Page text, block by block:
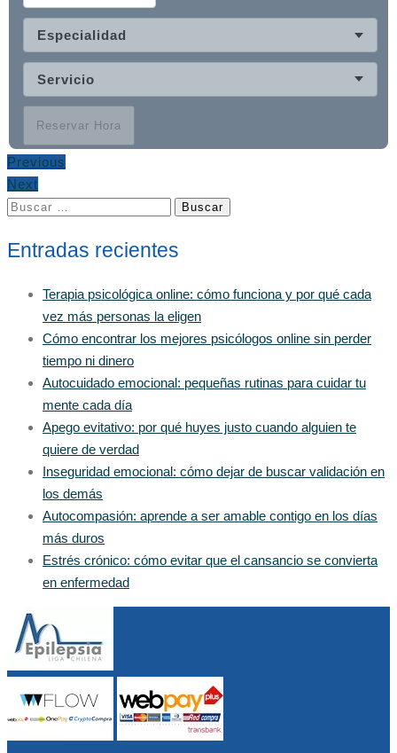
Especialidad
Servicio
Reservar Hora
Previous
Next
Buscar:
Entradas recientes
Terapia psicológica online: cómo funciona y por qué cada
vez más personas la eligen
Cómo encontrar los mejores psicólogos online sin perder
tiempo ni dinero
Autocuidado emocional: pequeñas rutinas para cuidar tu
mente cada día
Apego evitativo: por qué huyes justo cuando alguien te
quiere de verdad
Inseguridad emocional: cómo dejar de buscar validación en
los demás
Autocompasión: aprende a ser amable contigo en los días
más duros
Estrés crónico: cómo evitar que el cansancio se convierta
en enfermedad